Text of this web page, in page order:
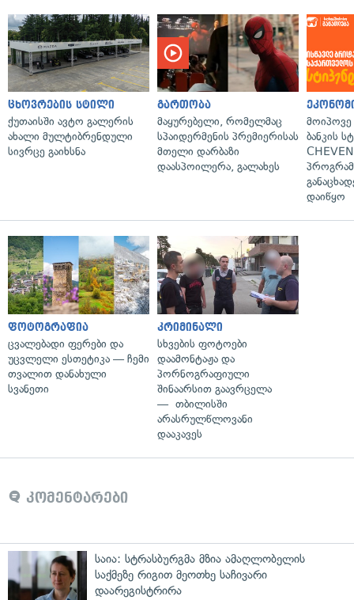
ცხოვრების სტილი
ქუთაისში ავტო გალერის
ახალი მულტიბრენდული
სივრცე გაიხსნა
გართობა
მაყურებელი, რომელმაც
სპაიდერმენის პრემიერისას
მთელი დარბაზი
დაასპოილერა, გალახეს
ბანკის
დაიწყო
ფოტოგრაფია
ცვალებადი ფერები და
უცვლელი ესთეტიკა — ჩემი
თვალით დანახული
სვანეთი
კრიმინალი
სხვების ფოტოები
დაამონტაჟა და
პორნოგრაფიული
შინაარსით გაავრცელა
— თბილისში
არასრულწლოვანი
დააკავეს
კომენტარები
საია: სტრასბურგმა მზია ამაღლობელის
საქმეზე რიგით მეოთხე საჩივარი
დაარეგისტრირა